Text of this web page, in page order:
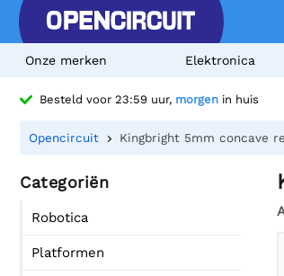
Onze merken Elektronica
Besteld voor 23:59 uur, morgen in huis
Opencircuit Kingbright 5mm concave
Categoriën
Robotica
Platformen